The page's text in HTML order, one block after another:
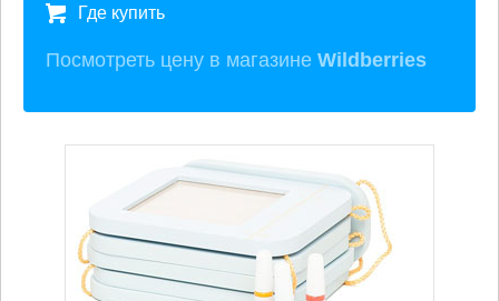
Где купить
Посмотреть цену в магазине Wildberries